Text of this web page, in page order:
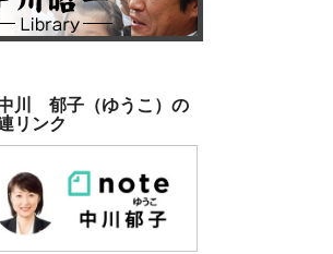
川 郁子（ゆうこ）の
リンク